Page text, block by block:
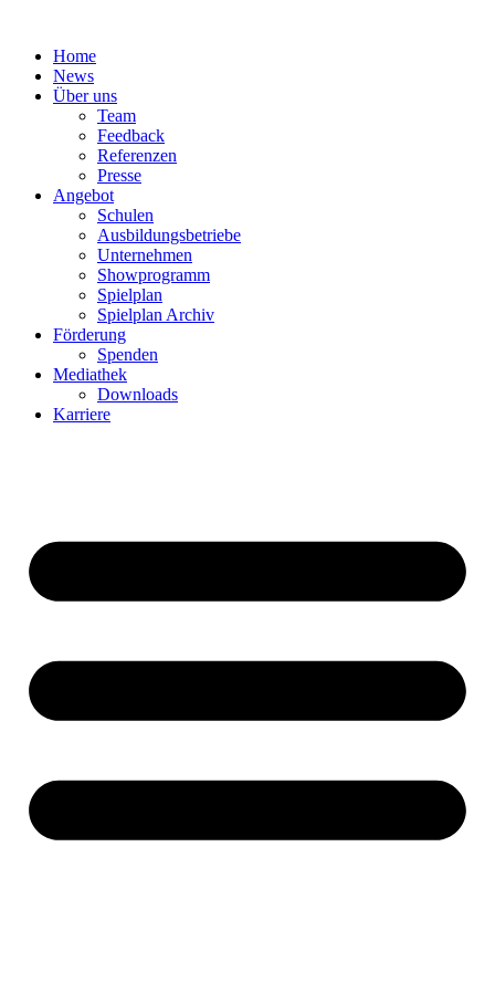
springenHome
News
Über uns
Team
Feedback
Referenzen
Presse
Angebot
Schulen
Ausbildungsbetriebe
Unternehmen
Showprogramm
Spielplan
Spielplan Archiv
Förderung
Spenden
Mediathek
Downloads
Karriere